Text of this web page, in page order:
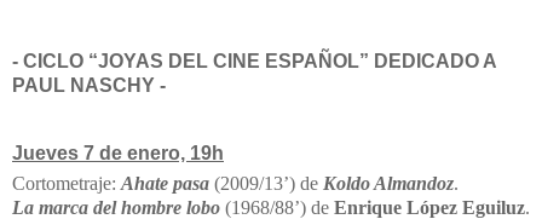
- CICLO “JOYAS DEL CINE ESPAÑOL” DEDICADO A
PAUL NASCHY -
Jueves 7 de enero, 19h
Cortometraje: Ahate pasa (2009/13’) de Koldo Almandoz.
La marca del hombre lobo (1968/88’) de Enrique López Eguiluz.